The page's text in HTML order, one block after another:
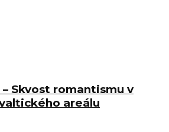
Skvost romantismu v
areálu